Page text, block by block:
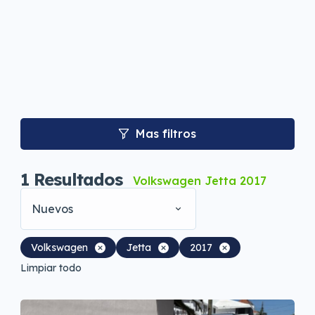
Mas filtros
1 Resultados
Volkswagen Jetta 2017
Nuevos
Volkswagen Jetta
2017
Limpiar todo